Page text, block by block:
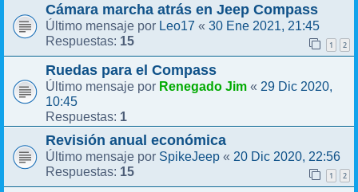
Cámara marcha atrás en Jeep Compass
Último mensaje por Leo17 « 30 Ene 2021, 21:45
Respuestas: 15 1 2
Ruedas para el Compass
Último mensaje por Renegado Jim « 29 Dic 2020,
10:45
Respuestas: 1
Revisión anual económica
Último mensaje por SpikeJeep « 20 Dic 2020, 22:56
Respuestas: 15 1 2